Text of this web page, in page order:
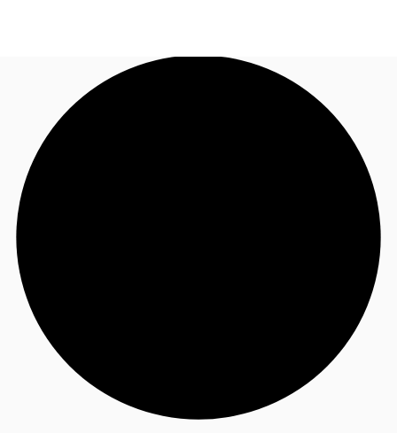
オフィス・事務所
倉庫・物流センター
お電話